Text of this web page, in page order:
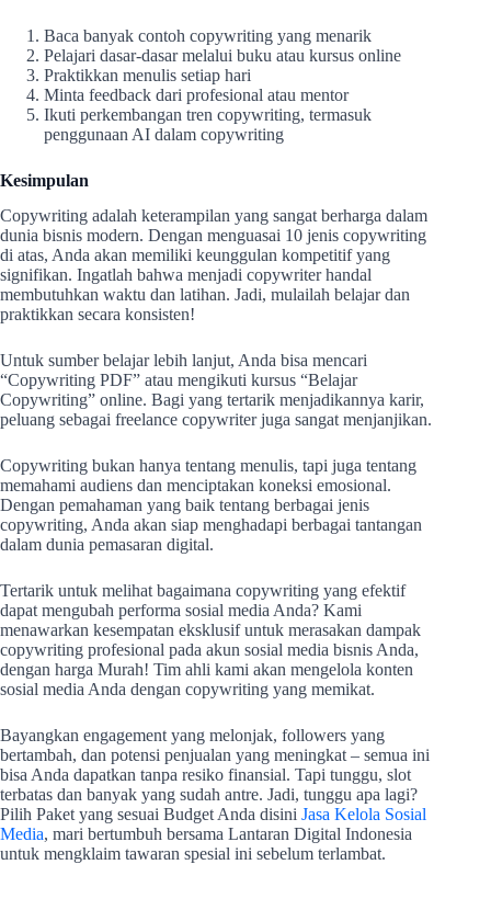
Baca banyak contoh copywriting yang menarik
Pelajari dasar-dasar melalui buku atau kursus online
Praktikkan menulis setiap hari
Minta feedback dari profesional atau mentor
Ikuti perkembangan tren copywriting, termasuk
penggunaan AI dalam copywriting
Kesimpulan
Copywriting adalah keterampilan yang sangat berharga dalam
dunia bisnis modern. Dengan menguasai 10 jenis copywriting
di atas, Anda akan memiliki keunggulan kompetitif yang
signifikan. Ingatlah bahwa menjadi copywriter handal
membutuhkan waktu dan latihan. Jadi, mulailah belajar dan
praktikkan secara konsisten!
Untuk sumber belajar lebih lanjut, Anda bisa mencari
“Copywriting PDF” atau mengikuti kursus “Belajar
Copywriting” online. Bagi yang tertarik menjadikannya karir,
peluang sebagai freelance copywriter juga sangat menjanjikan.
Copywriting bukan hanya tentang menulis, tapi juga tentang
memahami audiens dan menciptakan koneksi emosional.
Dengan pemahaman yang baik tentang berbagai jenis
copywriting, Anda akan siap menghadapi berbagai tantangan
dalam dunia pemasaran digital.
Tertarik untuk melihat bagaimana copywriting yang efektif
dapat mengubah performa sosial media Anda? Kami
menawarkan kesempatan eksklusif untuk merasakan dampak
copywriting profesional pada akun sosial media bisnis Anda,
dengan harga Murah! Tim ahli kami akan mengelola konten
sosial media Anda dengan copywriting yang memikat.
Bayangkan engagement yang melonjak, followers yang
bertambah, dan potensi penjualan yang meningkat – semua ini
bisa Anda dapatkan tanpa resiko finansial. Tapi tunggu, slot
terbatas dan banyak yang sudah antre. Jadi, tunggu apa lagi?
Pilih Paket yang sesuai Budget Anda disini Jasa Kelola Sosial
Media, mari bertumbuh bersama Lantaran Digital Indonesia
untuk mengklaim tawaran spesial ini sebelum terlambat.